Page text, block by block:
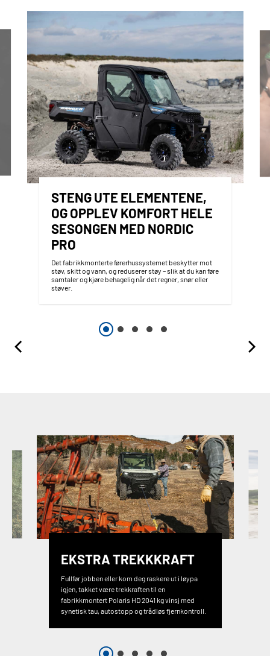
STENG UTE ELEMENTENE,
OG OPPLEV KOMFORT HELE
SESONGEN MED NORDIC
PRO
Det fabrikkmonterte førerhussystemet beskytter mot
støv, skitt og vann, og reduserer støy – slik at du kan føre
samtaler og kjøre behagelig når det regner, snør eller
støver.
EKSTRA TREKKKRAFT
Fullfør jobben eller kom deg raskere ut i løypa
igjen, takket være trekkraften til en
fabrikkmontert Polaris HD 2041 kg vinsj med
synetisk tau, autostopp og trådløs fjernkontroll.